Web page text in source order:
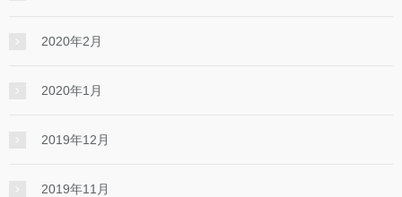
2020年2月
2020年1月
2019年12月
2019年11月